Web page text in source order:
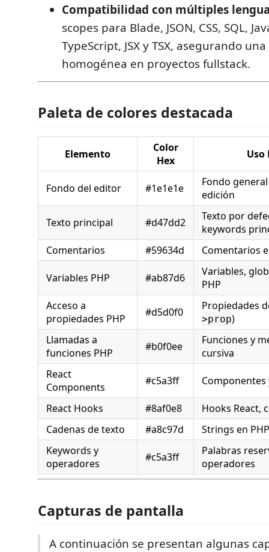
Compatibilidad con múltiples
scopes para Blade, JSON, CSS, SQL,
TypeScript, JSX y TSX, asegurando
homogénea en proyectos fullstack.
Paleta de colores destacada
Elemento
Color
Hex
Uso
Fondo del editor #1e1e1e
Fondo
edición
Texto principal #d47dd2
Texto por
keywords
Comentarios
#59634d Comentarios
Variables PHP #ab87d6
Variables,
PHP
Acceso a
propiedades PHP
#d5d0f0 Propiedades
>prop)
Llamadas a
funciones PHP
#b0f0ee
Funciones y
cursiva
React
Components
#c5a3ff Componentes
React Hooks #8af0e8
Hooks React,
Cadenas de texto
#a8c97d
Strings en PHP,
Keywords y
operadores
#c5a3ff
Palabras
operadores
Capturas de pantalla
A continuación se presentan algunas